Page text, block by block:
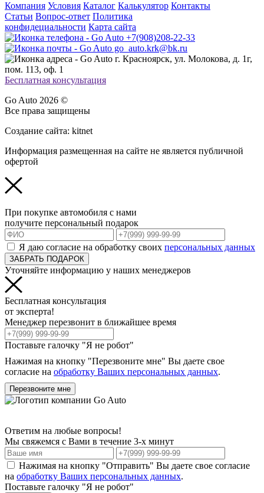
Компания Условия Каталог Калькулятор Контакты
Статьи Вопрос-ответ Политика
конфидециальности Карта сайта
+7(908)208-22-33
go_auto.krk@bk.ru
г. Красноярск, ул. Молокова, д. 1г,
пом. 113, оф. 1
Бесплатная консультация
Go Auto 2026 ©
Все права защищены
Создание сайта: kitnet
Информация размещенная на сайте не является публичной
офертой
При покупке автомобиля с нами
получите персональный подарок
Я даю согласие на обработку своих персональных данных
ЗАБРАТЬ ПОДАРОК
Уточняйте информацию у наших менеджеров
Бесплатная консультация
от эксперта!
Менеджер перезвонит в ближайшее время
Поставьте галочку "Я не робот"
Нажимая на кнопку "Перезвоните мне" Вы даете свое
согласие на обработку Ваших персональных данных.
Перезвоните мне
Ответим на любые вопросы!
Мы свяжемся с Вами в течение 3-х минут
Нажимая на кнопку "Отправить" Вы даете свое согласие
на обработку Ваших персональных данных.
Поставьте галочку "Я не робот"